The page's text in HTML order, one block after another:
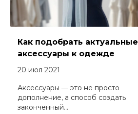
Как подобрать актуальные
аксессуары к одежде
20 июл 2021
Аксессуары — это не просто
дополнение, а способ создать
законченный...